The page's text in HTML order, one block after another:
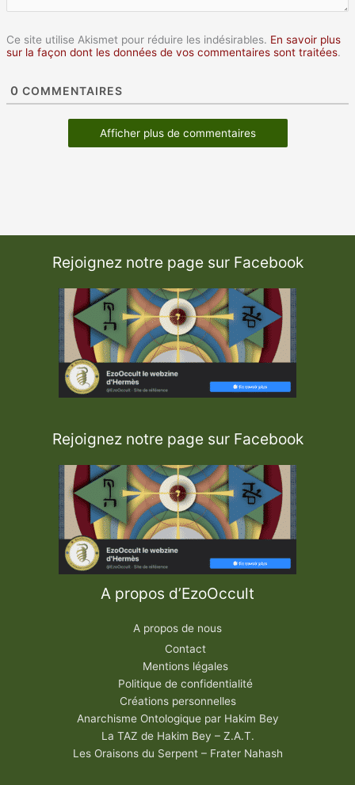
Ce site utilise Akismet pour réduire les indésirables. En savoir plus
sur la façon dont les données de vos commentaires sont traitées.
0 COMMENTAIRES
Afficher plus de commentaires
Rejoignez notre page sur Facebook
Rejoignez notre page sur Facebook
A propos d’EzoOccult
A propos de nous
Contact
Mentions légales
Politique de confidentialité
Créations personnelles
Anarchisme Ontologique par Hakim Bey
La TAZ de Hakim Bey – Z.A.T.
Les Oraisons du Serpent – Frater Nahash